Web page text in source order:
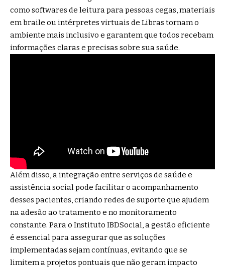
como softwares de leitura para pessoas cegas, materiais
em braile ou intérpretes virtuais de Libras tornam o
ambiente mais inclusivo e garantem que todos recebam
informações claras e precisas sobre sua saúde.
Além disso, a integração entre serviços de saúde e
assistência social pode facilitar o acompanhamento
desses pacientes, criando redes de suporte que ajudem
na adesão ao tratamento e no monitoramento
constante. Para o Instituto IBDSocial, a gestão eficiente
é essencial para assegurar que as soluções
implementadas sejam contínuas, evitando que se
limitem a projetos pontuais que não geram impacto